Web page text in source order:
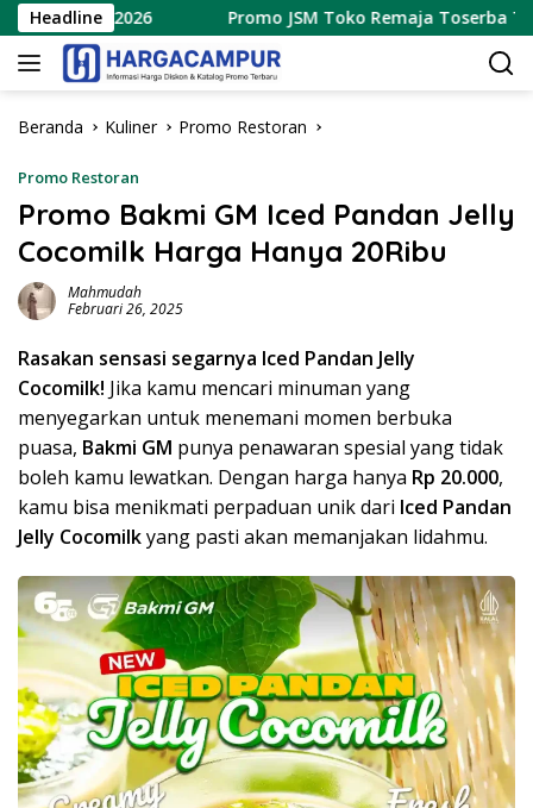
Langsung
ke
konten
Headline
2026 Promo JSM Toko Remaja Toserba
Beranda Kuliner Promo Restoran
Promo Restoran
Promo Bakmi GM Iced Pandan Jelly
Cocomilk Harga Hanya 20Ribu
Mahmudah
Februari 26, 2025
Rasakan sensasi segarnya Iced Pandan Jelly
Cocomilk! Jika kamu mencari minuman yang
menyegarkan untuk menemani momen berbuka
puasa, Bakmi GM punya penawaran spesial yang tidak
boleh kamu lewatkan. Dengan harga hanya Rp 20.000,
kamu bisa menikmati perpaduan unik dari Iced Pandan
Jelly Cocomilkyang pasti akan memanjakan lidahmu.